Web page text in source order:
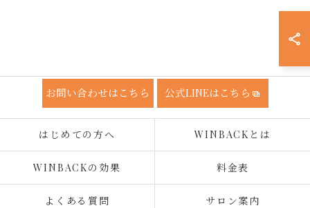
お問い合わせはこちら 公式LINEはこちら
はじめての方へ WINBACKとは
WINBACKの効果 料金表
よくある質問 サロン案内